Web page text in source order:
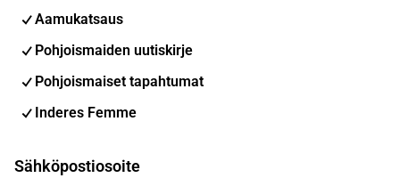
Aamukatsaus
Pohjoismaiden uutiskirje
Pohjoismaiset tapahtumat
Inderes Femme
Sähköpostiosoite